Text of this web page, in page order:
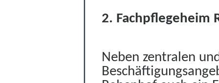
2. Fachpflegeheim
Neben zentralen